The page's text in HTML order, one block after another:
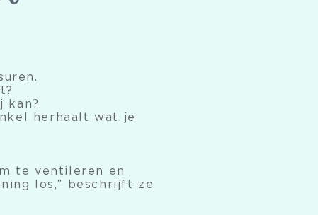
kan?
herhaalt wat je
te ventileren en
los,” beschrijft ze